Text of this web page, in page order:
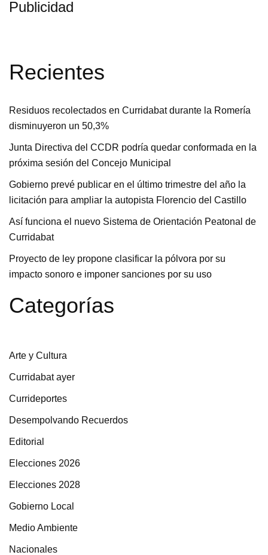
Publicidad
Recientes
Residuos recolectados en Curridabat durante la Romería
disminuyeron un 50,3%
Junta Directiva del CCDR podría quedar conformada en la
próxima sesión del Concejo Municipal
Gobierno prevé publicar en el último trimestre del año la
licitación para ampliar la autopista Florencio del Castillo
Así funciona el nuevo Sistema de Orientación Peatonal de
Curridabat
Proyecto de ley propone clasificar la pólvora por su
impacto sonoro e imponer sanciones por su uso
Categorías
Arte y Cultura
Curridabat ayer
Currideportes
Desempolvando Recuerdos
Editorial
Elecciones 2026
Elecciones 2028
Gobierno Local
Medio Ambiente
Nacionales